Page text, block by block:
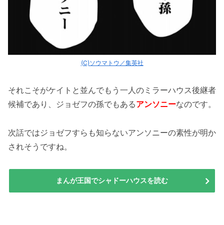
(C)ソウマトウ／集英社
それこそがケイトと並んでもう一人のミラーハウス後継者
候補であり、ジョゼフの孫でもあるアンソニーなのです。
次話ではジョゼフすらも知らないアンソニーの素性が明か
されそうですね。
まんが王国でシャドーハウスを読む